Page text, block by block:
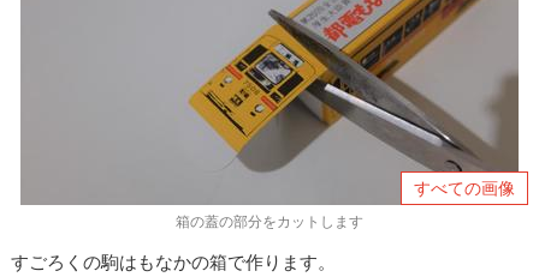
すべての画像
箱の蓋の部分をカットします
すごろくの駒はもなかの箱で作ります。